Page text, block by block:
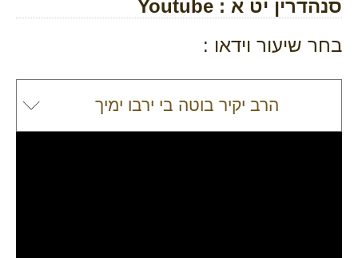
סנהדרין יט א : Youtube
בחר שיעור וידאו :